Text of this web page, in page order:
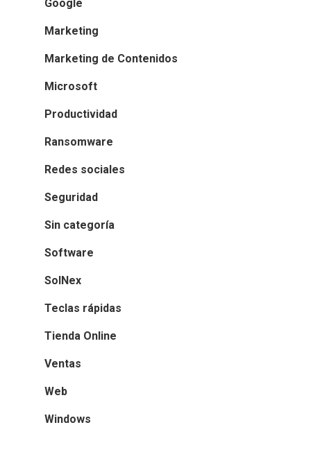
Google
Marketing
Marketing de Contenidos
Microsoft
Productividad
Ransomware
Redes sociales
Seguridad
Sin categoría
Software
SolNex
Teclas rápidas
Tienda Online
Ventas
Web
Windows